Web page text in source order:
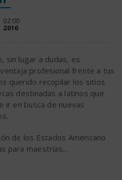
02:00
2016
sin lugar a dudas, es
profesional frente a tus
querido recopilar los sitios
destinadas a latinos que
ir en busca de nuevas
de los Estados Americano
para maestrías…